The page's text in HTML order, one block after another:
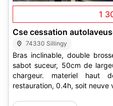
1
Cse cessation
74330 Sillingy
Bras inclinable, double
sabot suceur, 50cm de
chargeur. materiel haut